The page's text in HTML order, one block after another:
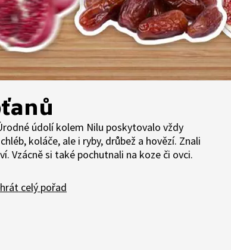
údolí kolem Nilu poskytovalo vždy
koláče, ale i ryby, drůbež a hovězí. Znali
Vzácně si také pochutnali na koze či ovci.
celý pořad